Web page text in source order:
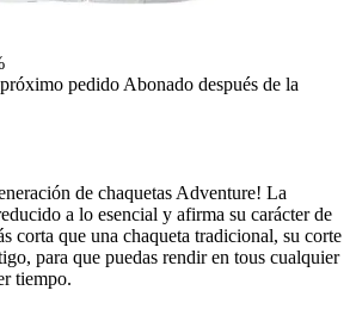
pedido Abonado después de la
de chaquetas Adventure! La
a lo esencial y afirma su carácter de
corta que una chaqueta tradicional, su corte
para que puedas rendir en tous cualquier
tiempo.